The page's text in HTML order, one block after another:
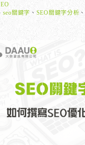
seo關鍵字 、 SEO關鍵字分析、